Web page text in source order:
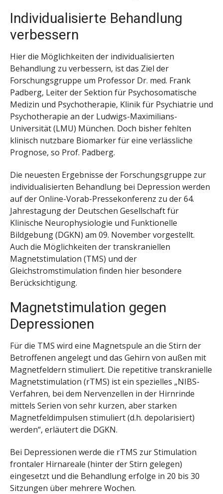
Individualisierte Behandlung
verbessern
Hier die Möglichkeiten der individualisierten
Behandlung zu verbessern, ist das Ziel der
Forschungsgruppe um Professor Dr. med. Frank
Padberg, Leiter der Sektion für Psychosomatische
Medizin und Psychotherapie, Klinik für Psychiatrie und
Psychotherapie an der Ludwigs-Maximilians-
Universität (LMU) München. Doch bisher fehlten
klinisch nutzbare Biomarker für eine verlässliche
Prognose, so Prof. Padberg.
Die neuesten Ergebnisse der Forschungsgruppe zur
individualisierten Behandlung bei Depression werden
auf der Online-Vorab-Pressekonferenz zu der 64.
Jahrestagung der Deutschen Gesellschaft für
Klinische Neurophysiologie und Funktionelle
Bildgebung (DGKN) am 09. November vorgestellt.
Auch die Möglichkeiten der transkraniellen
Magnetstimulation (TMS) und der
Gleichstromstimulation finden hier besondere
Berücksichtigung.
Magnetstimulation gegen
Depressionen
Für die TMS wird eine Magnetspule an die Stirn der
Betroffenen angelegt und das Gehirn von außen mit
Magnetfeldern stimuliert. Die repetitive transkranielle
Magnetstimulation (rTMS) ist ein spezielles „NIBS-
Verfahren, bei dem Nervenzellen in der Hirnrinde
mittels Serien von sehr kurzen, aber starken
Magnetfeldimpulsen stimuliert (d.h. depolarisiert)
werden“, erläutert die DGKN.
Bei Depressionen werde die rTMS zur Stimulation
frontaler Hirnareale (hinter der Stirn gelegen)
eingesetzt und die Behandlung erfolge in 20 bis 30
Sitzungen über mehrere Wochen.